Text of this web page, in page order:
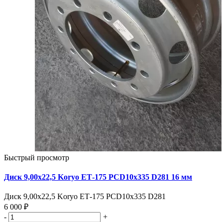
Быстрый просмотр
Диск 9,00х22,5 Koryo ЕТ-175 PCD10x335 D281 16 мм
Диск 9,00х22,5 Koryo ЕТ-175 PCD10x335 D281
6 000 ₽
-
+